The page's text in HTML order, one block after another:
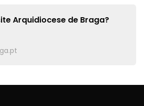
Arquidiocese de Braga?